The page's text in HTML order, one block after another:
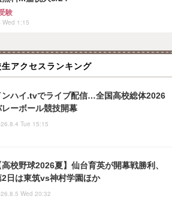
験
Wed 1:15
生アクセスランキング
ンハイ.tvでライブ配信…全国高校総体2026
レーボール競技開幕
Tue 15:15
高校野球2026夏】仙台育英が開幕戦勝利、
2日は東筑vs神村学園ほか
Wed 20:32